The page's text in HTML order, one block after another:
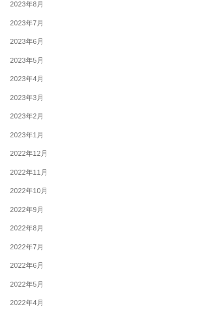
2023年8月
2023年7月
2023年6月
2023年5月
2023年4月
2023年3月
2023年2月
2023年1月
2022年12月
2022年11月
2022年10月
2022年9月
2022年8月
2022年7月
2022年6月
2022年5月
2022年4月